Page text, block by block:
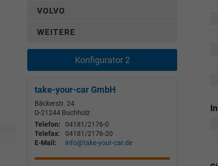
VOLVO
WEITERE
Konfigurator 2
take-your-car GmbH
Bäckerstr. 24
D-21244 Buchholz
Telefon:
04181/2176-0
Telefax:
04181/2176-20
E-Mail:
info@take-your-car.de